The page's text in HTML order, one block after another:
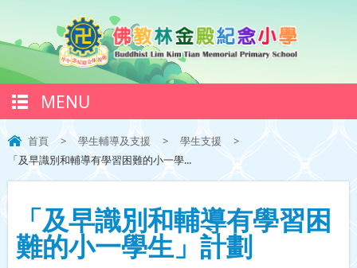
MENU
首頁 > 學生輔導及支援 > 學生支援
>
「及早識別和輔導有學習困難的小一學...
「及早識別和輔導有學習困
難的小一學生」計劃